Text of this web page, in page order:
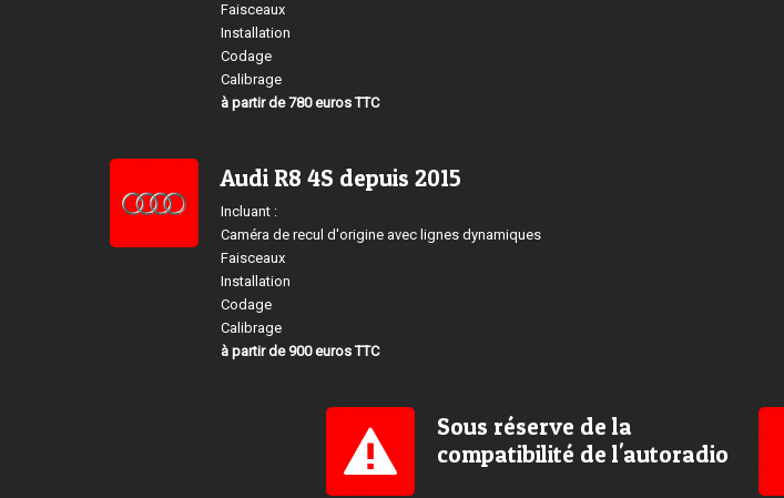
Faisceaux
Installation
Codage
Calibrage
à partir de 780 euros TTC
Audi R8 4S depuis 2015
Incluant :
Caméra de recul d'origine avec lignes dynamiques
Faisceaux
Installation
Codage
Calibrage
à partir de 900 euros TTC
Sous réserve de la
compatibilité de l'autoradio